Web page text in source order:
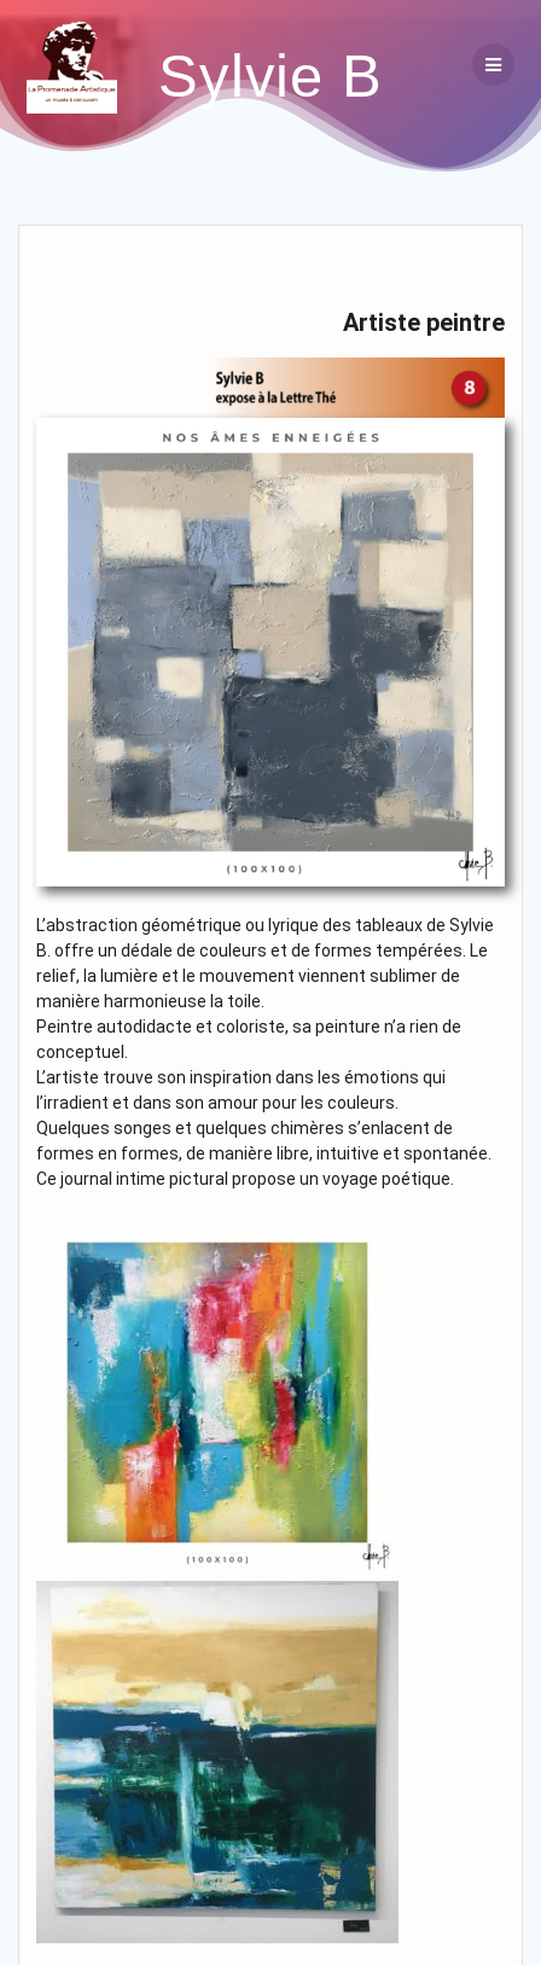
Sylvie B
Artiste peintre
L’abstraction géométrique ou lyrique des tableaux de Sylvie
B. offre un dédale de couleurs et de formes tempérées. Le
relief, la lumière et le mouvement viennent sublimer de
manière harmonieuse la toile.
Peintre autodidacte et coloriste, sa peinture n’a rien de
conceptuel.
L’artiste trouve son inspiration dans les émotions qui
l’irradient et dans son amour pour les couleurs.
Quelques songes et quelques chimères s’enlacent de
formes en formes, de manière libre, intuitive et spontanée.
Ce journal intime pictural propose un voyage poétique.